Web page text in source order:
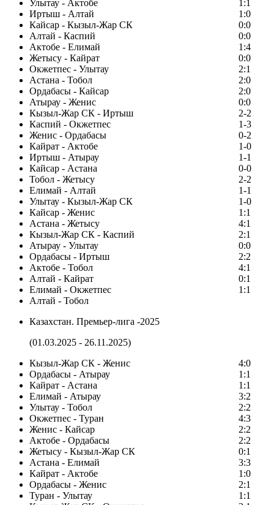
Улытау - Актобе
1:1
Иртыш - Алтай
1:0
Кайсар - Кызыл-Жар СК
0:0
Алтай - Каспий
0:0
Актобе - Елимай
1:4
Жетысу - Кайрат
0:0
Окжетпес - Улытау
2:1
Астана - Тобол
2:0
Ордабасы - Кайсар
2:0
Атырау - Женис
0:0
Кызыл-Жар СК - Иртыш
2-2
Каспий - Окжетпес
1-3
Женис - Ордабасы
0-2
Кайрат - Актобе
1-0
Иртыш - Атырау
1-1
Кайсар - Астана
0-0
Тобол - Жетысу
2-2
Елимай - Алтай
1-1
Улытау - Кызыл-Жар СК
1-0
Кайсар - Женис
1:1
Астана - Жетысу
4:1
Кызыл-Жар СК - Каспий
2:1
Атырау - Улытау
0:0
Ордабасы - Иртыш
2:2
Актобе - Тобол
4:1
Алтай - Кайрат
0:1
Елимай - Окжетпес
1:1
Алтай - Тобол
Казахстан. Премьер-лига -2025
(01.03.2025 - 26.11.2025)
Кызыл-Жар СК - Женис
4:0
Ордабасы - Атырау
1:1
Кайрат - Астана
1:1
Елимай - Атырау
3:2
Улытау - Тобол
2:2
Окжетпес - Туран
4:3
Женис - Кайсар
2:2
Актобе - Ордабасы
2:2
Жетысу - Кызыл-Жар СК
0:1
Астана - Елимай
3:3
Кайрат - Актобе
1:0
Ордабасы - Женис
2:1
Туран - Улытау
1:1